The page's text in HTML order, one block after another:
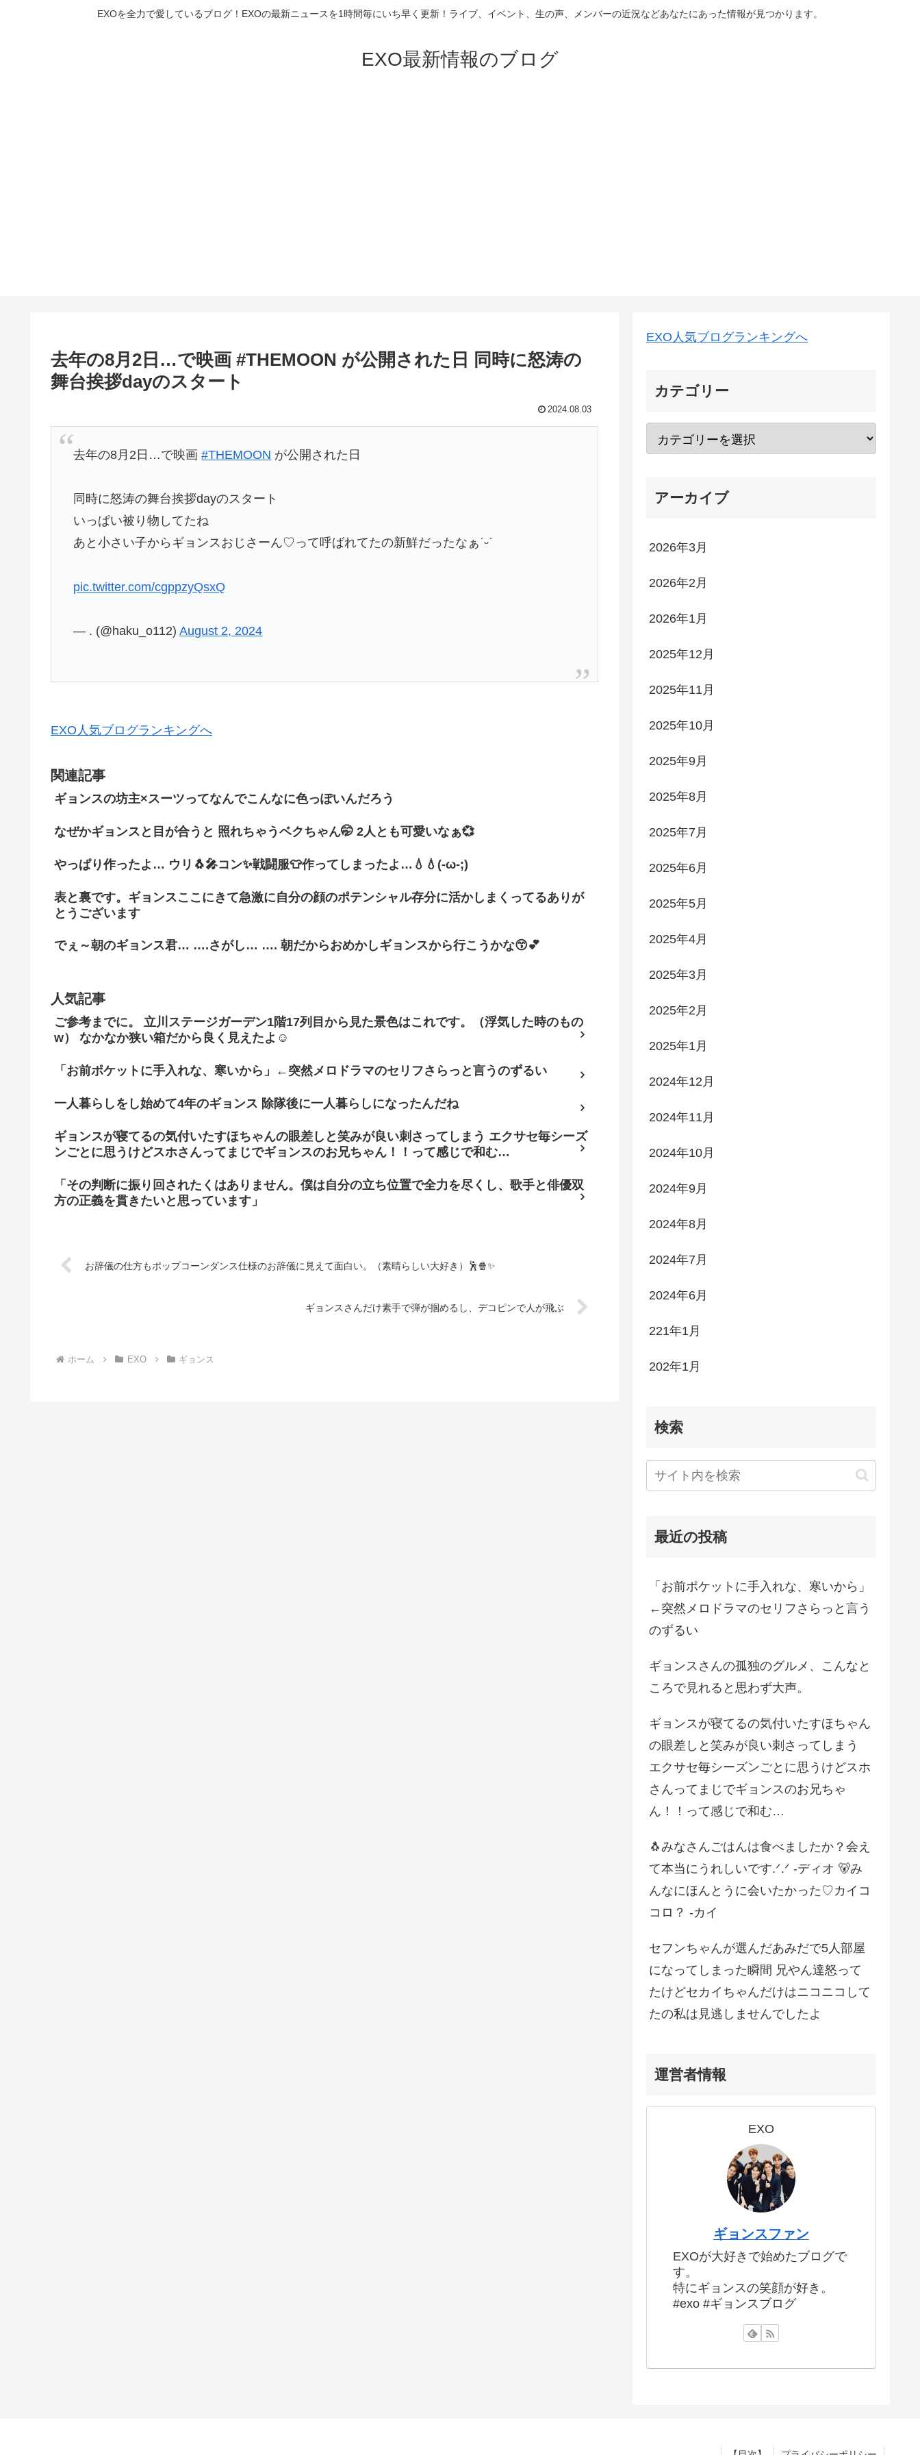
EXOを全力で愛しているブログ！EXOの最新ニュースを1時間毎にいち早く更新！ライブ、イベント、生の声、メンバーの近況などあなたにあった情報が見つかります。
EXO最新情報のブログ
去年の8月2日…で映画 #THEMOON が公開された日 同時に怒涛の
舞台挨拶dayのスタート
2024.08.03
去年の8月2日…で映画#THEMOON が公開された日
同時に怒涛の舞台挨拶dayのスタート
いっぱい被り物してたね
あと小さい子からギョンスおじさーん♡って呼ばれてたの新鮮だったなぁˊᵕˋ
pic.twitter.com/cgppzyQsxQ
— . (@haku_o112)August 2, 2024
EXO人気ブログランキングへ
関連記事
ギョンスの坊主×スーツってなんでこんなに色っぽいんだろう
なぜかギョンスと目が合うと 照れちゃうベクちゃん🤭 2人とも可愛いなぁ💞
やっぱり作ったよ… ウリ🐧🎤コン✨戦闘服👕作ってしまったよ…💧💧(-ω-;)
表と裏です。ギョンスここにきて急激に自分の顔のポテンシャル存分に活かしまくってるありが
とうございます
でぇ～朝のギョンス君… ….さがし… …. 朝だからおめかしギョンスから行こうかな😙💕
人気記事
ご参考までに。 立川ステージガーデン1階17列目から見た景色はこれです。（浮気した時のもの
w） なかなか狭い箱だから良く見えたよ☺
「お前ポケットに手入れな、寒いから」←突然メロドラマのセリフさらっと言うのずるい
一人暮らしをし始めて4年のギョンス 除隊後に一人暮らしになったんだね
ギョンスが寝てるの気付いたすほちゃんの眼差しと笑みが良い刺さってしまう エクサセ毎シーズ
ンごとに思うけどスホさんってまじでギョンスのお兄ちゃん！！って感じで和む…
「その判断に振り回されたくはありません。僕は自分の立ち位置で全力を尽くし、歌手と俳優双
方の正義を貫きたいと思っています」
お辞儀の仕方もポップコーンダンス仕様のお辞儀に見えて面白い。（素晴らしい大好き）🕺🍿✨
ギョンスさんだけ素手で弾が掴めるし、デコピンで人が飛ぶ
ホーム EXO ギョンス
EXO人気ブログランキングへ
カテゴリー
アーカイブ
2026年3月
2026年2月
2026年1月
2025年12月
2025年11月
2025年10月
2025年9月
2025年8月
2025年7月
2025年6月
2025年5月
2025年4月
2025年3月
2025年2月
2025年1月
2024年12月
2024年11月
2024年10月
2024年9月
2024年8月
2024年7月
2024年6月
221年1月
202年1月
検索
最近の投稿
「お前ポケットに手入れな、寒いから」
←突然メロドラマのセリフさらっと言う
のずるい
ギョンスさんの孤独のグルメ、こんなと
ころで見れると思わず大声。
ギョンスが寝てるの気付いたすほちゃん
の眼差しと笑みが良い刺さってしまう
エクサセ毎シーズンごとに思うけどスホ
さんってまじでギョンスのお兄ちゃ
ん！！って感じで和む…
🐧みなさんごはんは食べましたか？会え
て本当にうれしいです.ᐟ.ᐟ -ディオ 🐻み
んなにほんとうに会いたかった♡カイコ
コロ？ -カイ
セフンちゃんが選んだあみだで5人部屋
になってしまった瞬間 兄やん達怒って
たけどセカイちゃんだけはニコニコして
たの私は見逃しませんでしたよ
運営者情報
EXO
ギョンスファン
EXOが大好きで始めたブログで
す。
特にギョンスの笑顔が好き。
#exo #ギョンスブログ